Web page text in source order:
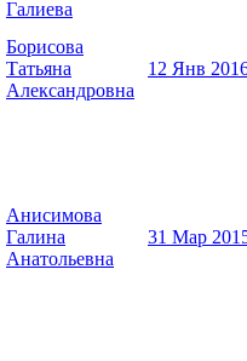
Галиева
Борисова
Татьяна
Александровна
12 Янв
Анисимова
Галина
Анатольевна
31 Мар